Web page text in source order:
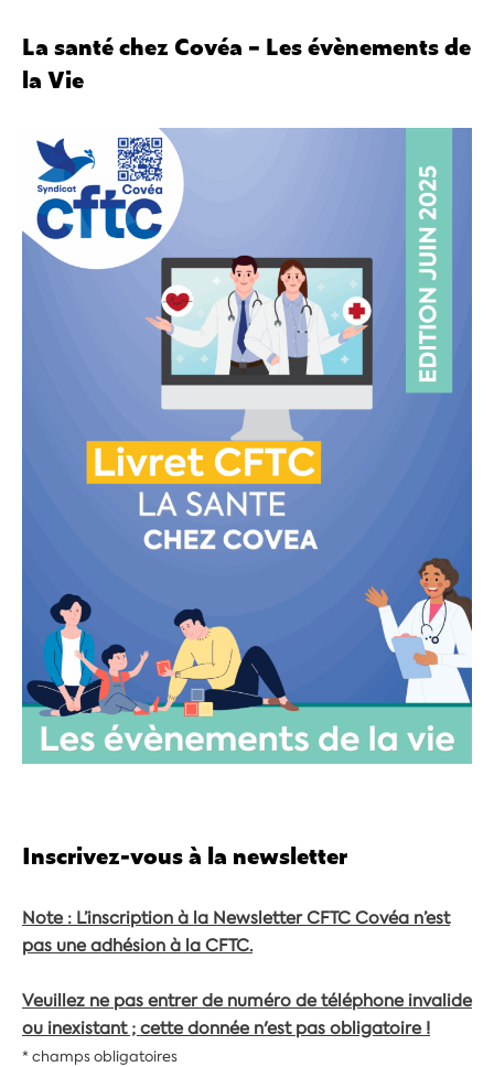
La santé chez Covéa – Les évènements de
la Vie
Inscrivez-vous à la newsletter
Note : L’inscription à la Newsletter CFTC Covéa n’est
pas une adhésion à la CFTC.
Veuillez ne pas entrer de numéro de téléphone invalide
ou inexistant ; cette donnée n'est pas obligatoire !
* champs obligatoires